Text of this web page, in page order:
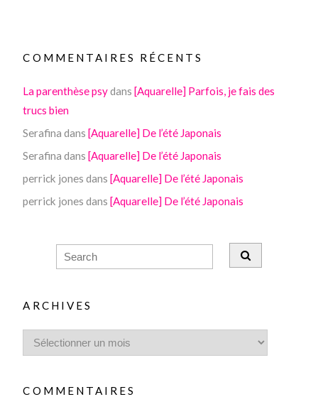
COMMENTAIRES RÉCENTS
La parenthèse psydans[Aquarelle] Parfois, je fais des
trucs bien
Serafina dans[Aquarelle] De l’été Japonais
Serafina dans[Aquarelle] De l’été Japonais
perrick jones dans[Aquarelle] De l’été Japonais
perrick jones dans[Aquarelle] De l’été Japonais
ARCHIVES
COMMENTAIRES